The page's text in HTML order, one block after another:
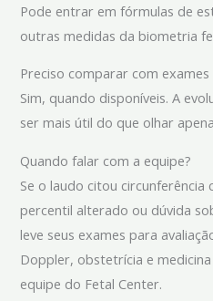
Pode entrar em fórmulas de
outras medidas da biometria
Preciso comparar com
Sim, quando disponíveis. A
ser mais útil do que olhar
Quando falar com a equipe?
Se o laudo citou circunferência
percentil alterado ou dúvida
leve seus exames para
Doppler, obstetrícia e
equipe do Fetal Center.